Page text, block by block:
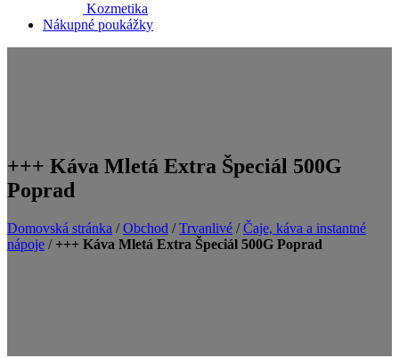
Kozmetika
Nákupné poukážky
+++ Káva Mletá Extra Špeciál 500G
Poprad
Domovská stránka /Obchod /Trvanlivé /Čaje, káva a instantné
nápoje / +++ Káva Mletá Extra Špeciál 500G Poprad